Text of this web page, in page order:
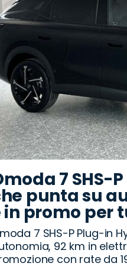
7 SHS-
punta su
in promo per
7 SHS-P Plug-in
92 km in
con rate da